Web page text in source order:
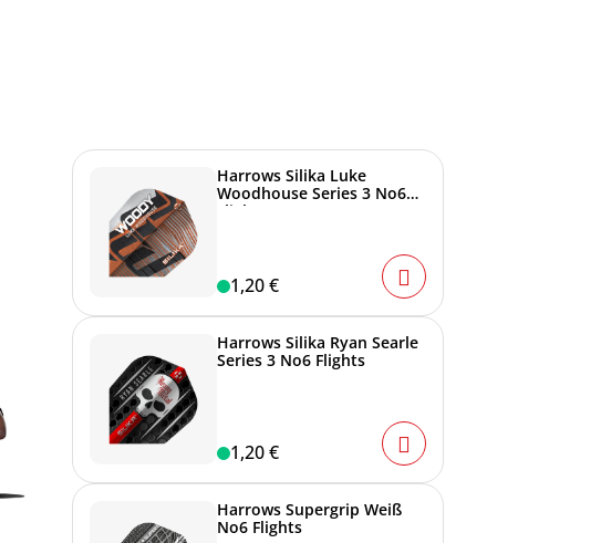
Harrows Silika Luke
Woodhouse Series 3 No6
Flights
1,20 €
Harrows Silika Ryan Searle
Series 3 No6 Flights
1,20 €
Harrows Supergrip Weiß
No6 Flights